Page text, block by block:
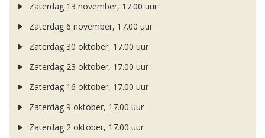
Zaterdag 13 november, 17.00 uur
Zaterdag 6 november, 17.00 uur
Zaterdag 30 oktober, 17.00 uur
Zaterdag 23 oktober, 17.00 uur
Zaterdag 16 oktober, 17.00 uur
Zaterdag 9 oktober, 17.00 uur
Zaterdag 2 oktober, 17.00 uur